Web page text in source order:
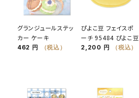
グランジュールステッ
カー ケーキ
462 円 （税込）
ぴよこ豆 フェイスポ
ーチ 95484 ぴよこ豆
2,200 円 （税込）